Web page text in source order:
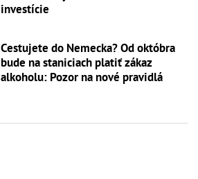
investície
Cestujete do Nemecka? Od októbra
bude na staniciach platiť zákaz
alkoholu: Pozor na nové pravidlá